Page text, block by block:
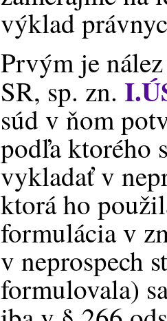
výklad
Prvým je
SR, sp. zn.
súd v ňom
podľa ktorého
vykladať v
ktorá ho
formulácia v
v neprospech
formulovala)